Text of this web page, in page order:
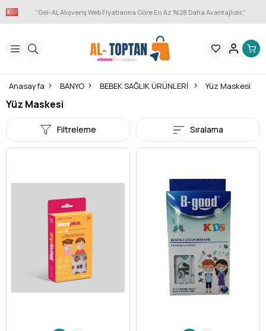
“Gel-AL Alışveriş Web Fiyatlarına Göre En Az %28 Daha Avantajlıdır.”
Anasayfa BANYO BEBEK SAĞLIK ÜRÜNLERİ Yüz Maskesi
Yüz Maskesi
Filtreleme Sıralama